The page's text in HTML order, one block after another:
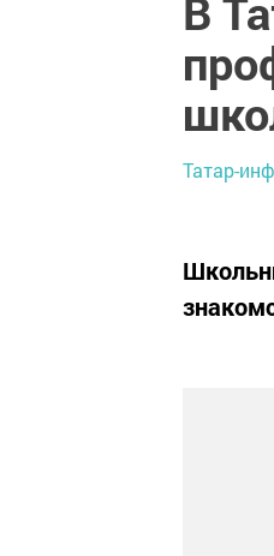
В
Татар-